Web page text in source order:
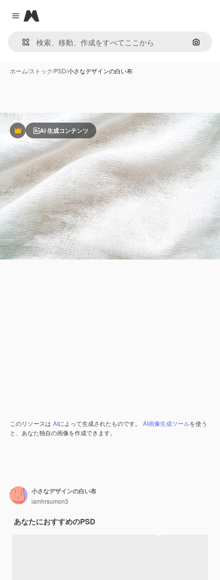
Close menu
Magnific
画像で
ホーム/ストック/PSD/小さなデザインの白い布
PremiumAI 生成コンテンツ
このリソースは AIによって生成されたものです。 AI画像生成ツールを使う
と、あなた独自の画像を作成できます。
小さなデザインの白い布
iamhrsumon3
あなたにおすすめのPSD